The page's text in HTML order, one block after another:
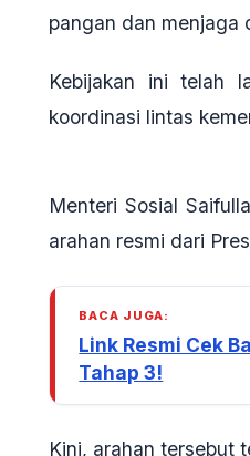
pangan dan menjaga
Kebijakan ini telah
koordinasi lintas
Menteri Sosial
arahan resmi dari
BACA JUGA:
Link Resmi Cek
Tahap 3!
Kini, arahan tersebut